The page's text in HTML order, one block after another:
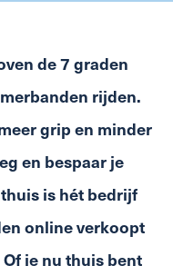
de 7 graden
rijden.
grip en minder
en bespaar je
is hét bedrijf
online verkoopt
je nu thuis bent